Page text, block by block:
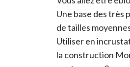
était :
2.00 €.
est :
1.20 €.
Une base des très
de tailles
Utiliser en
la construction